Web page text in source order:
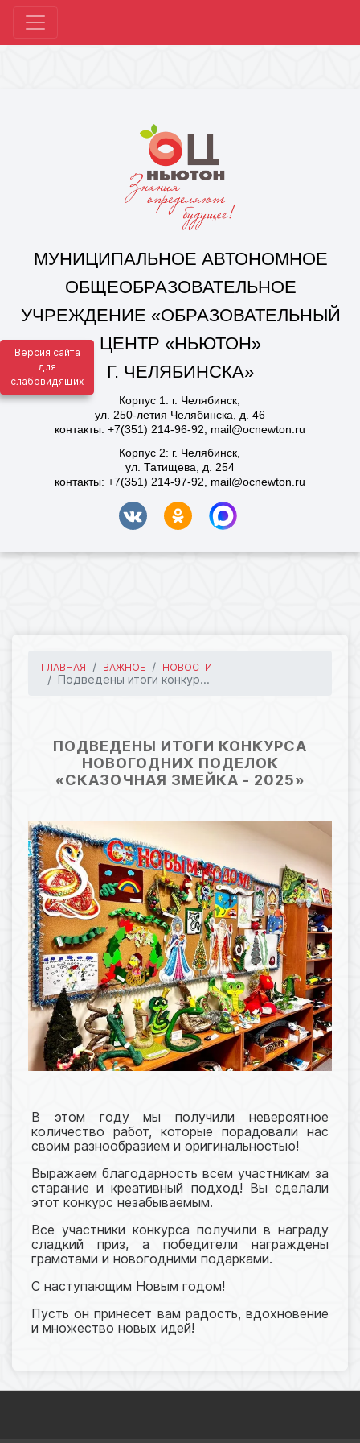
Версия сайта
для
слабовидящих
Корпус 1: г. Челябинск,
ул. 250-летия Челябинска, д. 46
Корпус 2: г. Челябинск,
контакты: +7(351) 214-97-92, mail@ocnewton.ru
МУНИЦИПАЛЬНОЕ АВТОНОМНОЕ
ОБЩЕОБРАЗОВАТЕЛЬНОЕ
УЧРЕЖДЕНИЕ «ОБРАЗОВАТЕЛЬНЫЙ
Г. ЧЕЛЯБИНСКА»
ГЛАВНАЯ ВАЖНОЕ НОВОСТИ
Подведены итоги конкур...
ПОДВЕДЕНЫ ИТОГИ КОНКУРСА
НОВОГОДНИХ ПОДЕЛОК
«СКАЗОЧНАЯ ЗМЕЙКА - 2025»
В этом году мы получили невероятное
количество работ, которые порадовали нас
своим разнообразием и оригинальностью!
Выражаем благодарность всем участникам за
старание и креативный подход! Вы сделали
этот конкурс незабываемым.
Все участники конкурса получили в награду
сладкий приз, а победители награждены
грамотами и новогодними подарками.
С наступающим Новым годом!
Пусть он принесет вам радость, вдохновение
и множество новых идей!